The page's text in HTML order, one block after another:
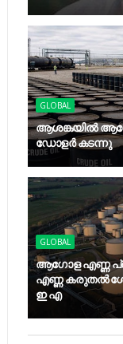
GLOBAL
ആശങ്കയിൽ
ഡോളർ കടന്നു
GLOBAL
ആഗോള എണ്ണ
എണ്ണ കരുതൽ
ഇ എ